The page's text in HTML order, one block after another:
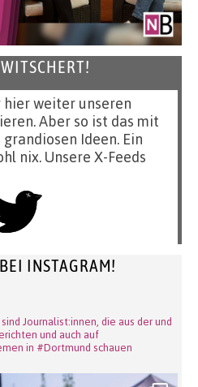
weiter unseren
Aber so ist das mit
Ideen. Ein
nix. Unsere X-Feeds
INSTAGRAM!
Journalist:innen, die aus der und
und auch auf
in #Dortmund schauen